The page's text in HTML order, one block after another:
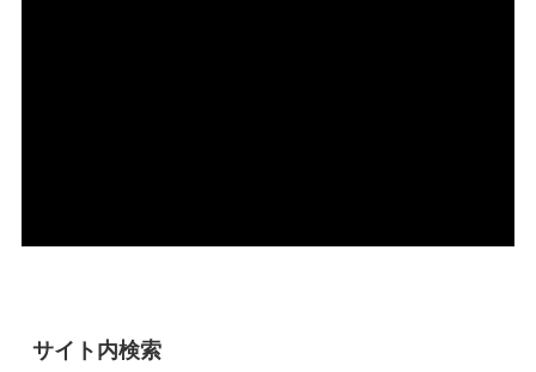
サイト内検索